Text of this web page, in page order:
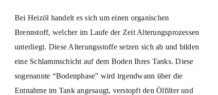
Bei Heizöl handelt es sich um einen organischen
Brennstoff, welcher im Laufe der Zeit Alterungsprozessen
unterliegt. Diese Alterungsstoffe setzen sich ab und bilden
eine Schlammschicht auf dem Boden Ihres Tanks. Diese
sogenannte “Bodenphase” wird irgendwann über die
Entnahme im Tank angesaugt, verstopft den Ölfilter und